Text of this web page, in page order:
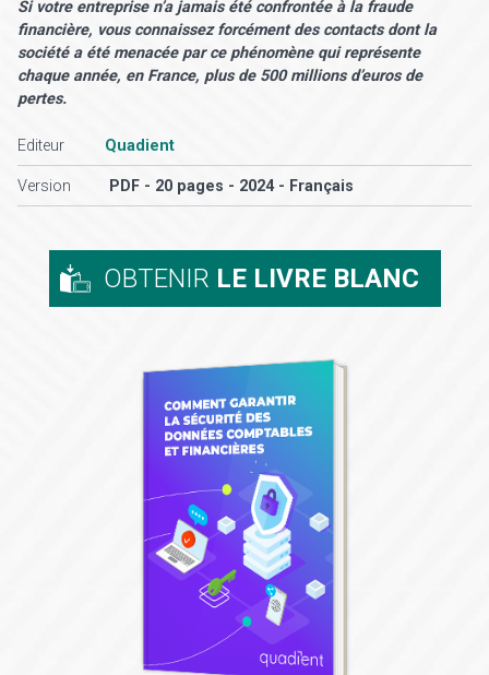
Si votre entreprise n’a jamais été confrontée à la fraude
financière, vous connaissez forcément des contacts dont la
société a été menacée par ce phénomène qui représente
chaque année, en France, plus de 500 millions d’euros de
pertes.
Editeur Quadient
Version PDF - 20 pages - 2024 - Français
OBTENIR LE LIVRE BLANC